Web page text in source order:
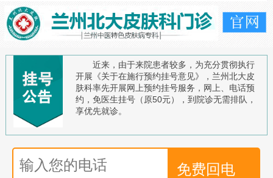
近来，由于来院患者较多，为充分贯彻执行
开展《关于在施行预约挂号意见》，兰州北大皮
肤科率先开展网上预约挂号服务，网上、电话预
约，免医生挂号（原50元），到院诊无需排队，
享优先就诊。